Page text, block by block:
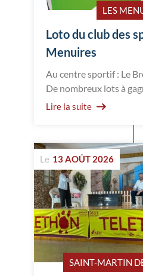
LES
Loto du club des
Menuires
Au centre sportif : Le
De nombreux lots à
Lire la suite
SAINT-MARTIN
Le 13 AOÛT 2026